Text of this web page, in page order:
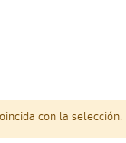
con la selección.